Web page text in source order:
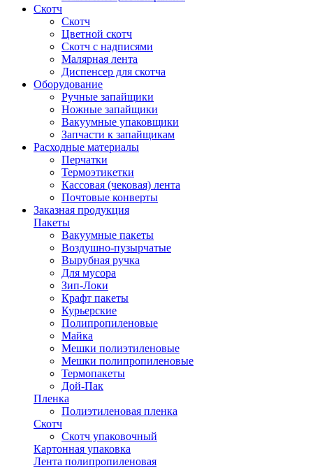
Скотч
Скотч
Цветной скотч
Скотч с надписями
Малярная лента
Диспенсер для скотча
Оборудование
Ручные запайщики
Ножные запайщики
Вакуумные упаковщики
Запчасти к запайщикам
Расходные материалы
Перчатки
Термоэтикетки
Кассовая (чековая) лента
Почтовые конверты
Заказная продукция
Пакеты
Вакуумные пакеты
Воздушно-пузырчатые
Вырубная ручка
Для мусора
Зип-Локи
Крафт пакеты
Курьерские
Полипропиленовые
Майка
Мешки полиэтиленовые
Мешки полипропиленовые
Термопакеты
Дой-Пак
Пленка
Полиэтиленовая пленка
Скотч
Скотч упаковочный
Картонная упаковка
Лента полипропиленовая